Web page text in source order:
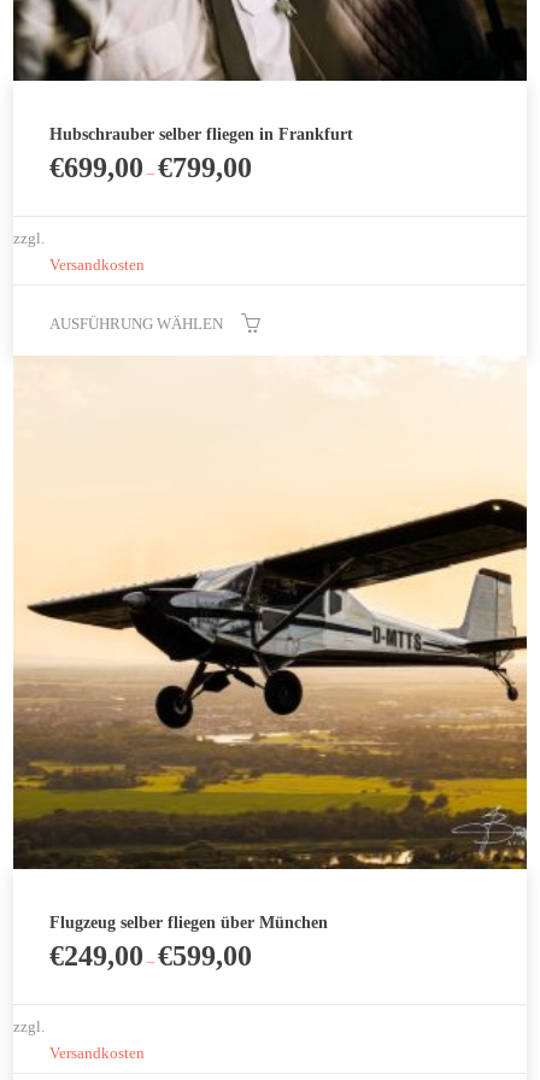
Hubschrauber selber fliegen in Frankfurt
€699,00 –€799,00
zzgl.
Versandkosten
AUSFÜHRUNG WÄHLEN
auf
Produktseite
gewählt
werden
Flugzeug selber fliegen über München
€249,00 –€599,00
zzgl.
Versandkosten